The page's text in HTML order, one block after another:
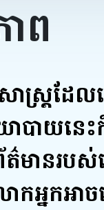
ព
ស្ត្រដែល
បាយនេះ
ត៌មានរប
នកអាចធ្វ